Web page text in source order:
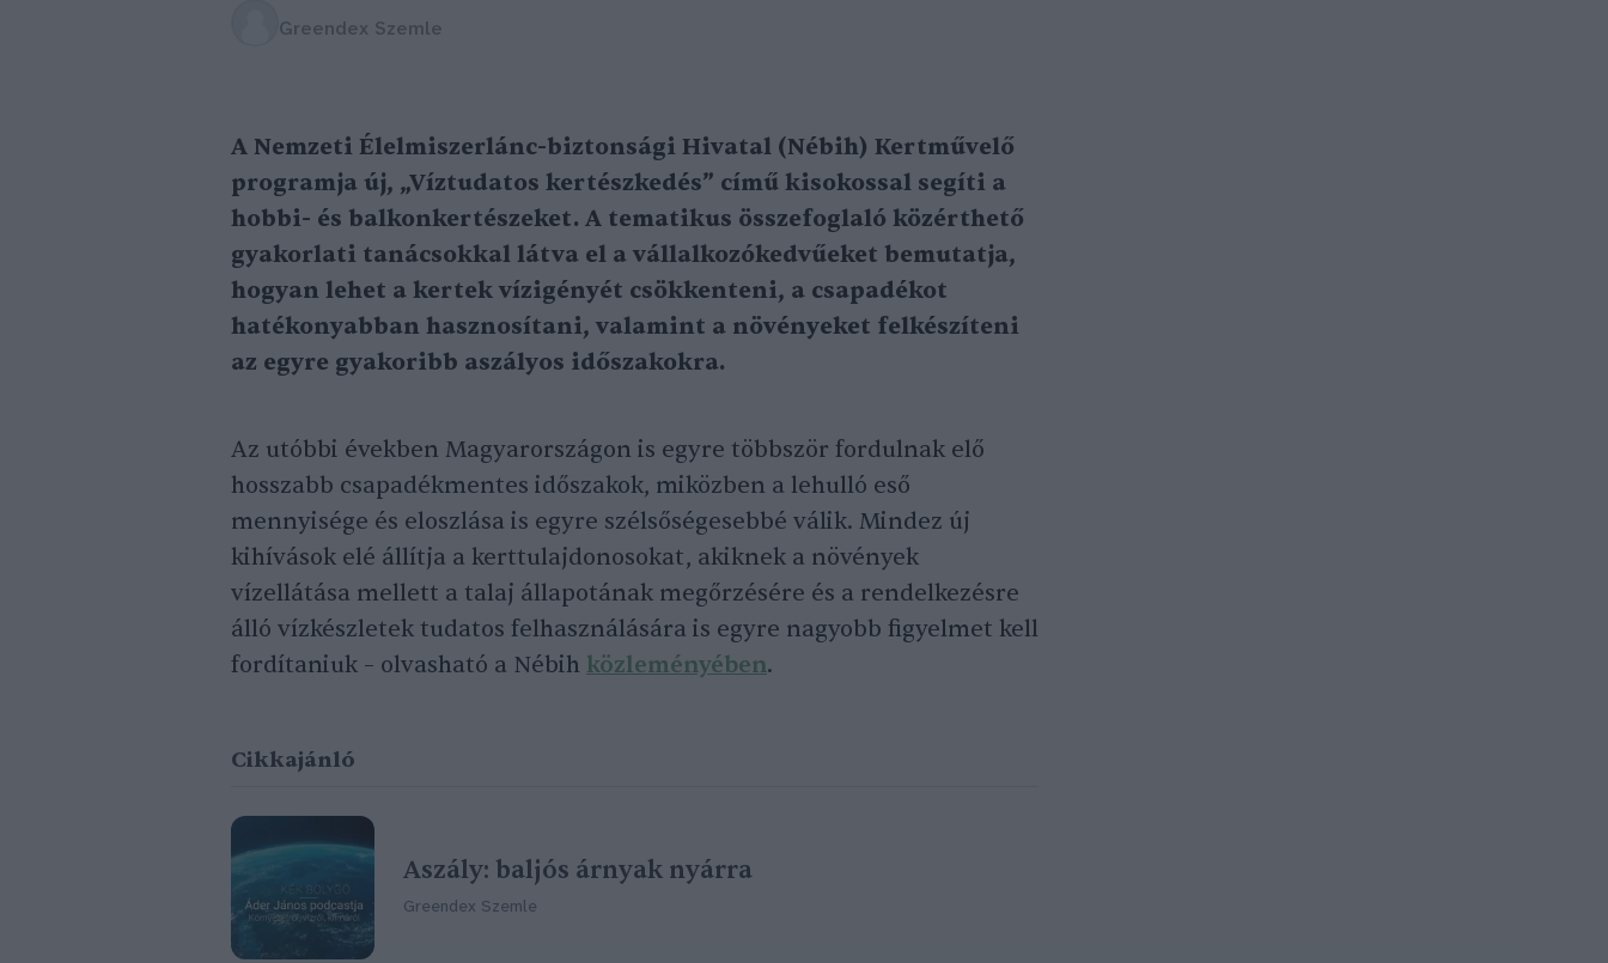
Greendex Szemle
A Nemzeti Élelmiszerlánc-biztonsági Hivatal (Nébih) Kertművelő
programja új, „Víztudatos kertészkedés” című kisokossal segíti a
hobbi- és balkonkertészeket. A tematikus összefoglaló közérthető
gyakorlati tanácsokkal látva el a vállalkozókedvűeket bemutatja,
hogyan lehet a kertek vízigényét csökkenteni, a csapadékot
hatékonyabban hasznosítani, valamint a növényeket felkészíteni
az egyre gyakoribb aszályos időszakokra.
Az utóbbi években Magyarországon is egyre többször fordulnak elő
hosszabb csapadékmentes időszakok, miközben a lehulló eső
mennyisége és eloszlása is egyre szélsőségesebbé válik. Mindez új
kihívások elé állítja a kerttulajdonosokat, akiknek a növények
vízellátása mellett a talaj állapotának megőrzésére és a rendelkezésre
álló vízkészletek tudatos felhasználására is egyre nagyobb figyelmet kell
fordítaniuk – olvasható a Nébih közleményében.
Cikkajánló
Aszály: baljós árnyak nyárra
Greendex Szemle